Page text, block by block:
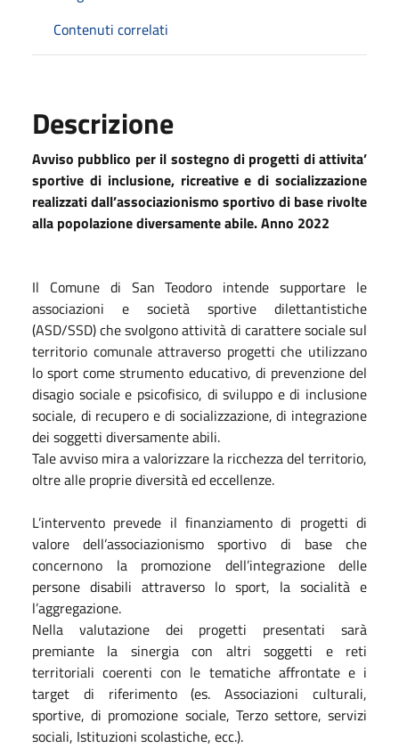
Contenuti correlati
Descrizione
Avviso pubblico per il sostegno di progetti di attivita’
sportive di inclusione, ricreative e di socializzazione
realizzati dall’associazionismo sportivo di base rivolte
alla popolazione diversamente abile. Anno 2022
Il Comune di San Teodoro intende supportare le
associazioni e società sportive dilettantistiche
(ASD/SSD) che svolgono attività di carattere sociale sul
territorio comunale attraverso progetti che utilizzano
lo sport come strumento educativo, di prevenzione del
disagio sociale e psicofisico, di sviluppo e di inclusione
sociale, di recupero e di socializzazione, di integrazione
dei soggetti diversamente abili.
Tale avviso mira a valorizzare la ricchezza del territorio,
oltre alle proprie diversità ed eccellenze.
L’intervento prevede il finanziamento di progetti di
valore dell’associazionismo sportivo di base che
concernono la promozione dell’integrazione delle
persone disabili attraverso lo sport, la socialità e
l’aggregazione.
Nella valutazione dei progetti presentati sarà
premiante la sinergia con altri soggetti e reti
territoriali coerenti con le tematiche affrontate e i
target di riferimento (es. Associazioni culturali,
sportive, di promozione sociale, Terzo settore, servizi
sociali, Istituzioni scolastiche, ecc.).